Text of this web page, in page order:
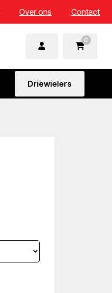
Over ons Contact
0
Driewielers